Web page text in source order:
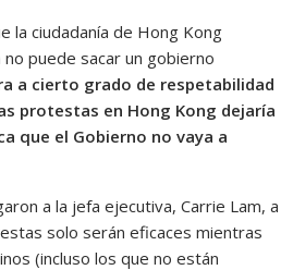
la ciudadanía de Hong Kong
no puede sacar un gobierno
a cierto grado de respetabilidad
protestas en Hong Kong dejaría
que el Gobierno no vaya a
a la jefa ejecutiva, Carrie Lam, a
solo serán eficaces mientras
(incluso los que no están